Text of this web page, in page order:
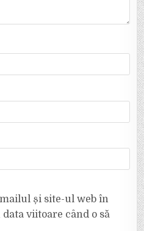
și site-ul web în
viitoare când o să